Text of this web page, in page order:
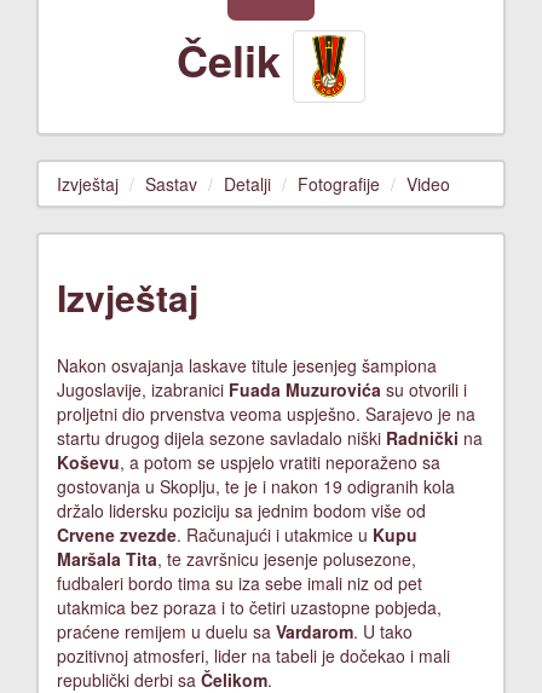
Čelik
Izvještaj Sastav Detalji Fotografije Video
Izvještaj
Nakon osvajanja laskave titule jesenjeg šampiona
Jugoslavije, izabranici Fuada Muzurovića su otvorili i
proljetni dio prvenstva veoma uspješno. Sarajevo je na
startu drugog dijela sezone savladalo niški Radnički na
Koševu, a potom se uspjelo vratiti neporaženo sa
gostovanja u Skoplju, te je i nakon 19 odigranih kola
držalo lidersku poziciju sa jednim bodom više od
Crvene zvezde. Računajući i utakmice u Kupu
Maršala Tita, te završnicu jesenje polusezone,
fudbaleri bordo tima su iza sebe imali niz od pet
utakmica bez poraza i to četiri uzastopne pobjeda,
praćene remijem u duelu sa Vardarom. U tako
pozitivnoj atmosferi, lider na tabeli je dočekao i mali
republički derbi sa Čelikom.